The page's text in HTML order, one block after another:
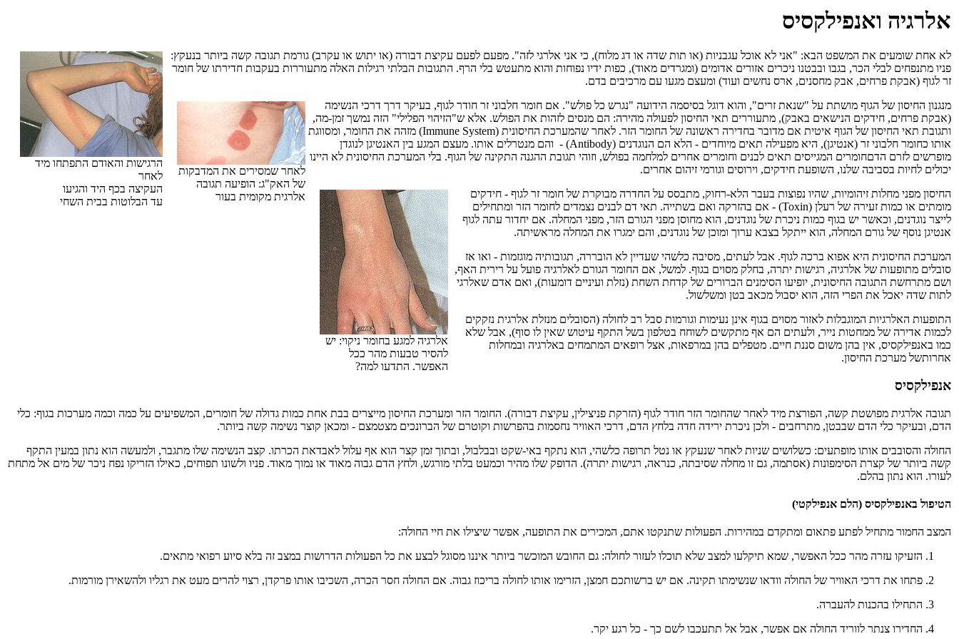
אלרגיה ואנפילקסיס
הרגישות והאודם התפתחו מיד
לאחר
העקיצה בכף היד והגיעו
עד הבלוטות בבית השחי
לא אחת שומעים את המשפט הבא: "אני לא אוכל עגבניות (או תות שדה או דג מלוח), כי אני אלרגי לזה". מפעם לפעם עקיצת דבורה (או יתוש או עקרב) גורמת תגובה קשה ביותר בנעקץ:
פניו מתנפחים לבלי הכר, בגבו ובבטנו ניכרים אזורים אדומים (ומגרדים מאוד), כפות ידיו נפוחות והוא מתעטש בלי הרף. התגובות הבלתי רגילות האלה מתעוררות בעקבות חדירתו של חומר
זר לגוף (אבקת פרחים, אבק מחסנים, ארס נחשים ועוד) ומעצם מגעו עם מרכיבים בדם.
לאחר שמסירים את המדבקות
של האק"ג: הופיעה תגובה
אלרגית מקומית בעור
מנגנון החיסון של הגוף מושתת על "שנאת זרים", והוא דוגל בסיסמה הידועה "נגרש כל פולש". אם חומר חלבוני זר חודר לגוף, בעיקר דרך דרכי הנשימה
(אבקת פרחים, חידקים הנישאים באבק), מתעוררים תאי החיסון לפעולה מהירה: הם מנסים לזהות את הפולש. אלא ש"הזיהוי הפלילי" הזה נמשך זמן-מה,
ותגובת תאי החיסון של הגוף איטית אם מדובר בחדירה ראשונה של החומר הזר. לאחר שהמערכת החיסונית (Immune System) מזהה את החומר, ומסווגת
אותו כחומר חלבוני זר (אנטיגן), היא מפעילה תאים מיוחדים - הלא הם הנוגדנים (Antibody) - והם מנטרלים אותו. מעצם המגע בין האנטיגן לנוגדן
מופרשים לזרם הדםחומרים המגייסים תאים לבנים וחומרים אחרים למלחמה בפולש, וזוהי תגובת ההגנה התקינה של הגוף. בלי המערכת החיסונית לא היינו
יכולים לחיות בסביבה שלנו, השופעת חידקים, וירוסים וגורמי זיהום אחרים.
אלרגיה למגע בחומר ניקוי: יש
להסיר טבעות מהר ככל
האפשר. התדעו למה?
החיסון מפני מחלות זיהומיות, שהיו נפוצות בעבר הלא-רחוק, מתבסס על החדרה מבוקרת של חומר זר לגוף - חידקים
מומתים או כמות זעירה של רעלן (Toxin) - אם בהזרקה ואם בשתייה. תאי דם לבנים נצמדים לחומר הזר ומתחילים
לייצר נוגדנים, וכאשר יש בגוף כמות ניכרת של נוגדנים, הוא מחוסן מפני הגורם הזר, מפני המחלה. אם יחדור עתה לגוף
אנטיגן נוסף של גורם המחלה, הוא ייתקל בצבא ערוך ומוכן של נוגדנים, והם ימגרו את המחלה מראשיתה.
המערכת החיסונית היא אפוא ברכה לגוף. אבל לעתים, מסיבה כלשהי שעדיין לא הובררה, תגובותיה מוגזמות - ואו אז
סובלים מתופעות של אלרגיה, רגישות יתרה, בחלק מסוים בגוף. למשל, אם החומר הגורם לאלרגיה פועל על רירית האף,
ושם מתרחשת התגובה החיסונית, יופיעו הסימנים הברורים של קדחת השחת (נזלת ועיניים דומעות), ואם אדם שאלרגי
לתות שדה יאכל את הפרי הזה, הוא יסבול מכאב בטן ומשלשול.
התופעות האלרגיות המוגבלות לאזור מסוים בגוף אינן נעימות וגורמות סבל רב לחולה (הסובלים מנזלת אלרגית נזקקים
לכמות אדירה של ממחטות נייר, ולעתים הם אף מתקשים לשוחח בטלפון בשל התקף עיטוש שאין לו סוף), אבל שלא
כמו באנפילקסיס, אין בהן משום סננת חיים. מטפלים בהן במרפאות, אצל רופאים המתמחים באלרגיה ובמחלות
אחרותשל מערכת החיסון.
אנפילקסיס
תגובה אלרגית מפושטת קשה, הפורצת מיד לאחר שהחומר הזר חודר לגוף (הזרקת פניצילין, עקיצת דבורה). החומר הזר ומערכת החיסון מייצרים בבת אחת כמות גדולה של חומרים, המשפיעים על כמה וכמה מערכות בגוף: כלי
הדם, ובעיקר כלי הדם שבבטן, מתרחבים - ולכן ניכרת ירידה חדה בלחץ הדם, דרכי האוויר נחסמות בהפרשות וקוטרם של הברונכים מצטמצם - ומכאן קוצר נשימה קשה ביותר.
החולה והסובבים אותו מופתעים: כשלושים שניות לאחר שנעקץ או נטל תרופה כלשהי, הוא נתקף באי-שקט ובבלבול, ובתוך זמן קצר הוא אף עלול לאבדאת הכרתו. קצב הנשימה שלו מתגבר, ולמעשה הוא נתון במעין התקף
קשה ביותר של קצרת הסימפונות (אסתמה, גם זו מחלה שסיבתה, כנראה, רגישות יתרה). הדופק שלו מהיר וכמעט בלתי מורגש, ולחץ הדם גבוה מאוד או נמוך מאוד. פניו ולשונו תפוחים, כאילו הזריקו נפח ניכר של מים אל מתחת
לעורו. הוא נתון בהלם.
הטיפול באנפילקסיס (הלם אנפילקטי)
המצב החמור מתחיל לפתע פתאום ומתקדם במהירות. הפעולות שתנקטו אתם, המכירים את התופעה, אפשר שיצילו את חיי החולה:
הזעיקו עזרה מהר ככל האפשר, שמא תיקלעו למצב שלא תוכלו לעזור לחולה: גם החובש המוכשר ביותר איננו מסוגל לבצע את כל הפעולות הדרושות במצב זה בלא סיוע רפואי מתאים.
פתחו את דרכי האוויר של החולה וודאו שנשימתו תקינה. אם יש ברשותכם חמצן, הזרימו אותו לחולה בריכוז גבוה. אם החולה חסר הכרה, השכיבו אותו פרקדן, רצוי להרים מעט את רגליו ולהשאירן מורמות.
התחילו בהכנות להעברה.
החדירו צנתר לווריד החולה אם אפשר, אבל אל תתעכבו לשם כך - כל רגע יקר.